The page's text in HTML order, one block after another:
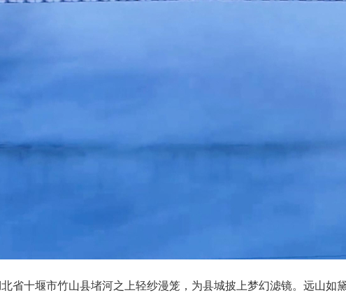
省十堰市竹山县堵河之上轻纱漫笼，为县城披上梦幻滤镜。远山如